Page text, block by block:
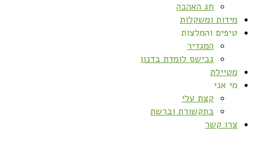
חג האהבה
מידות ומשקלות
טיפים והמלצות
המגדיר
גבישס לומדת בדנון
מטיילת
מי אני
קצת עלי
בתקשורת וברשת
צרו קשר